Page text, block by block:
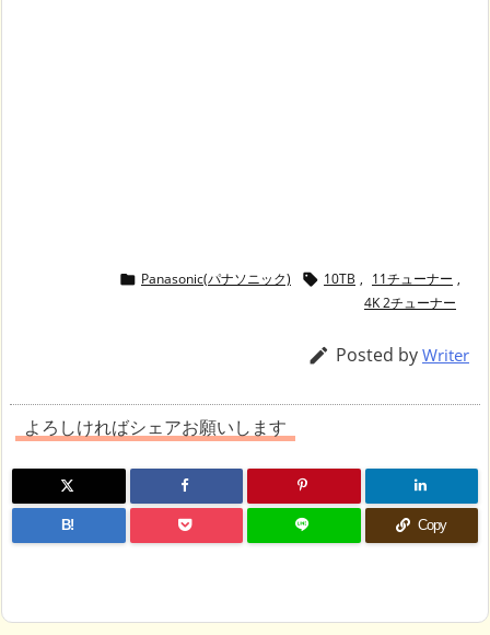
 Panasonic(パナソニック)  10TB , 11チューナー ,
4K 2チューナー
 Posted by Writer
よろしければシェアお願いします
B! Copy